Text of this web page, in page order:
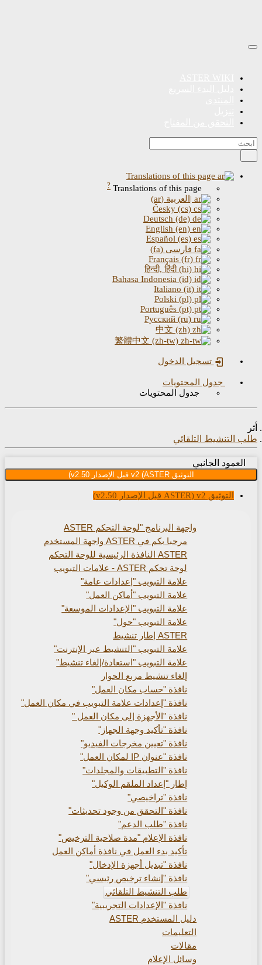
ASTER WIKI
دليل البدء السريع
المنتدى
تنزيل
التحقق من المفتاح
Translations of this page
Translations of this page
?
|العربية (ar)
Česky (cs)
Deutsch (de)
English (en)
Español (es)
فارسی (fa)
Русский (ru)
中文 (zh)
繁體中文 (zh-tw)
تسجيل الدخول
جدول المحتويات
جدول المحتويات
التلقائي
الجانبي
التوثيق v2 (ASTER قبل الإصدار v2.50)
التوثيق v2 (ASTER قبل الإصدار v2.50)
واجهة البرنامج "لوحة التحكم ASTER
مرحبا بكم في ASTER واجهة المستخدم
ASTER النافذة الرئيسية للوحة التحكم
لوحة تحكم ASTER - علامات التبويب
علامة التبويب "إعدادات عامة"
علامة التبويب "أماكن العمل"
علامة التبويب "الإعدادات الموسعة"
علامة التبويب "حول"
ASTER إطار تنشيط
علامة التبويب "التنشيط عبر الإنترنت"
علامة التبويب "استعادة/إلغاء تنشيط"
إلغاء تنشيط مربع الحوار
نافذة "حساب مكان العمل"
نافذة "إعدادات علامة التبويب في مكان العمل"
نافذة "الأجهزة إلى مكان العمل "
نافذة "تأكيد وجهة الجهاز"
نافذة "تعيين مخرجات الفيديو"
نافذة "عنوان IP لمكان العمل"
نافذة "التطبيقات والمجلدات"
إطار "إعداد الملقم الوكيل"
نافذة "تراخيصي"
نافذة "التحقق من وجود تحديثات"
نافذة "طلب الدعم"
نافذة الإعلام "مدة صلاحية الترخيص"
تأكيد بدء العمل في نافذة أماكن العمل
نافذة "تبديل أجهزة الإدخال"
نافذة "إنشاء ترخيص رئيسي"
طلب التنشيط التلقائي
نافذة "الإعدادات التجريبية"
دليل المستخدم ASTER
التعليمات
مقالات
وسائل الإعلام